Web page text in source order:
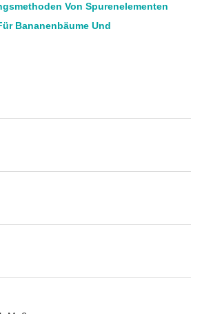
Von Spurenelementen
Bananenbäume Und